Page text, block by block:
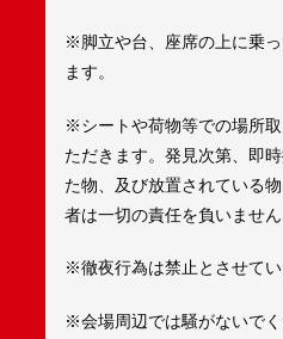
※脚立や台、座席の上に乗
ます。
※シートや荷物等での場所
ただきます。発見次第、即
た物、及び放置されている
者は一切の責任を負いません
※徹夜行為は禁止とさせてい
※会場周辺では騒がないで